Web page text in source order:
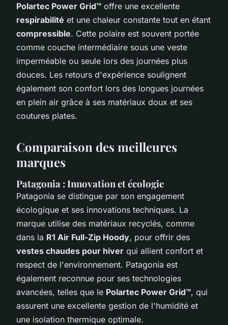
Polartec Power Grid™ offre une excellente
respirabilité et une chaleur constante tout en étant
compressible. Cette polaire est souvent portée
comme couche intermédiaire sous une veste
imperméable ou seule lors des journées plus
douces. Les retours d'expérience soulignent
également son confort lors des longues journées
en plein air grâce à ses matériaux doux et ses
coutures plates.
Comparaison des meilleures
marques
Patagonia : Innovation et écologie
Patagonia se distingue par son engagement
écologique et ses innovations techniques. La
marque utilise des matériaux recyclés, comme
dans la R1 Air Full-Zip Hoody, pour offrir des
vestes chaudes pour hiver qui allient confort et
respect de l'environnement. Patagonia est
également reconnue pour ses technologies
avancées, telles que le Polartec Power Grid™, qui
assurent une excellente gestion de l'humidité et
une isolation thermique optimale.